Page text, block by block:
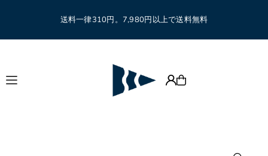
Translation missing: ja.accessibility.skip_to_text
送料一律310円。7,980円以上で送料無料